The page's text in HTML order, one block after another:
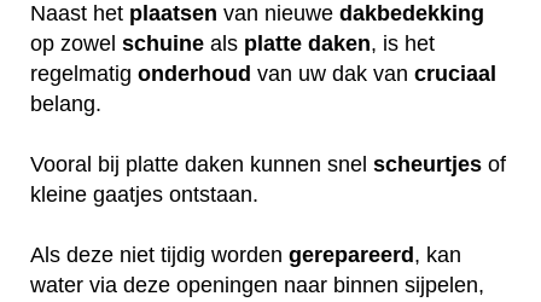
Naast het plaatsen van nieuwe dakbedekking
op zowel schuine als platte daken, is het
regelmatig onderhoud van uw dak van cruciaal
belang.
Vooral bij platte daken kunnen snel scheurtjes of
kleine gaatjes ontstaan.
Als deze niet tijdig worden gerepareerd , kan
water via deze openingen naar binnen sijpelen,